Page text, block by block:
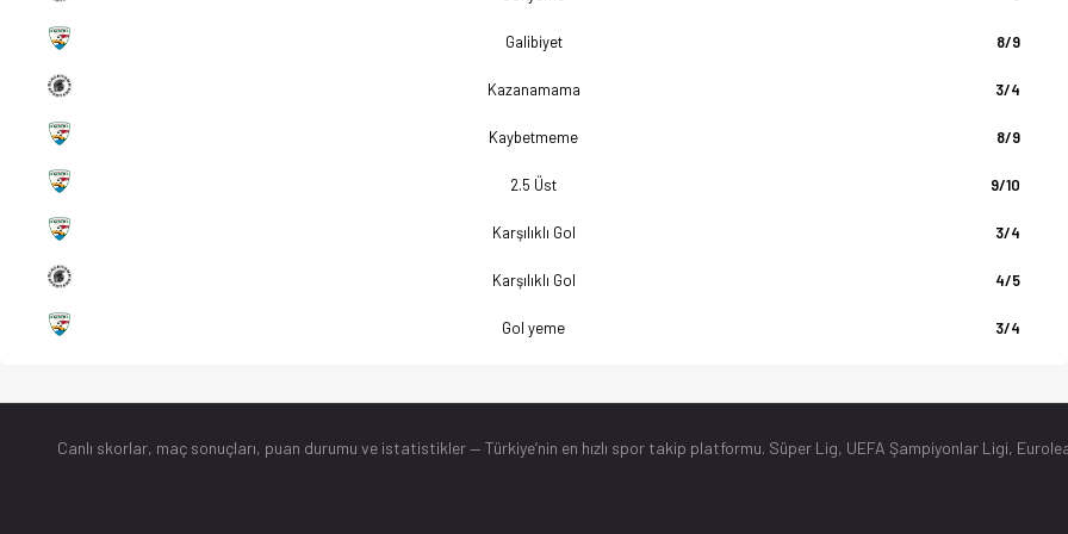
Galibiyet 8/9
Kazanamama 3/4
Kaybetmeme 8/9
2.5 Üst 9/10
Karşılıklı Gol 3/4
Karşılıklı Gol 4/5
Gol yeme 3/4
Canlı skorlar, maç sonuçları, puan durumu ve istatistikler — Türkiye’nin en hızlı spor takip platformu. Süper Lig, UEFA Şampiyonlar Ligi,